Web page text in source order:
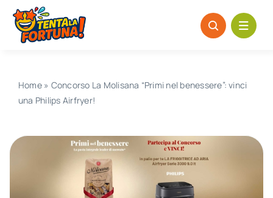
Salta
contenuto
Home» Concorso La Molisana “Primi nel benessere”: vinci
una Philips Airfryer!